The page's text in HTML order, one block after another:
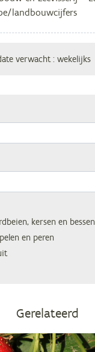
verwacht: wekelijks
ker­sen en bessen
en peren
Gerelateerd